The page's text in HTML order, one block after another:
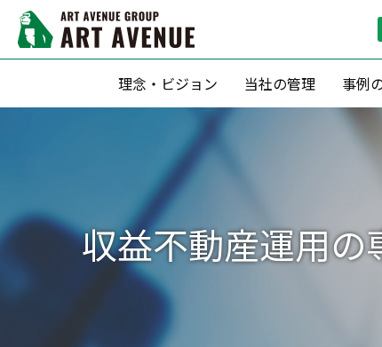
理念・ビジョン 当社の管理
資産形成支援
滞納保証・空室保証(サブリース)
転貸借方式 による管理
定期借家契約 による運用
収益最大化のための 賃料査定
リーシング
空室保証
事例
収益不動産運用の